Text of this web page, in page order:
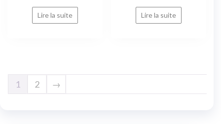
Lire la suite Lire la suite
1 2 →